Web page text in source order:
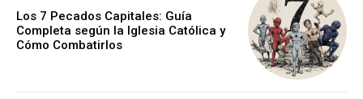
Los 7 Pecados Capitales: Guía
Completa según la Iglesia Católica y
Cómo Combatirlos